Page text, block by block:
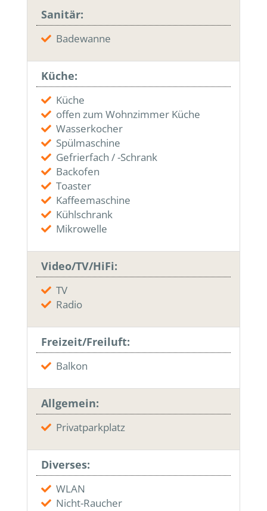
Sanitär:
Badewanne
Küche:
Küche
offen zum Wohnzimmer Küche
Wasserkocher
Spülmaschine
Gefrierfach / -Schrank
Backofen
Toaster
Kaffeemaschine
Kühlschrank
Mikrowelle
Video/TV/HiFi:
TV
Radio
Freizeit/Freiluft:
Balkon
Allgemein:
Privatparkplatz
Diverses:
WLAN
Nicht-Raucher